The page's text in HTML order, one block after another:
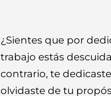
¿Sientes que por
trabajo estás
contrario, te
olvidaste de tu